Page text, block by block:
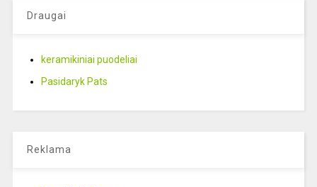
Draugai
keramikiniai puodeliai
Pasidaryk Pats
Reklama